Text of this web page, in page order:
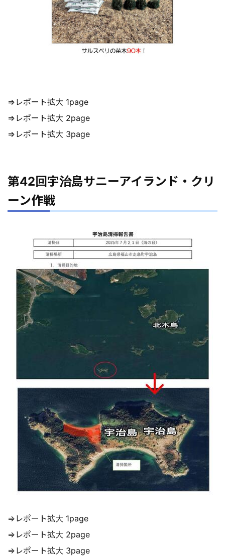
⇒レポート拡大 1page
⇒レポート拡大 2page
⇒レポート拡大 3page
第42回宇治島サニーアイランド・クリ
ーン作戦
⇒レポート拡大 1page
⇒レポート拡大 2page
⇒レポート拡大 3page